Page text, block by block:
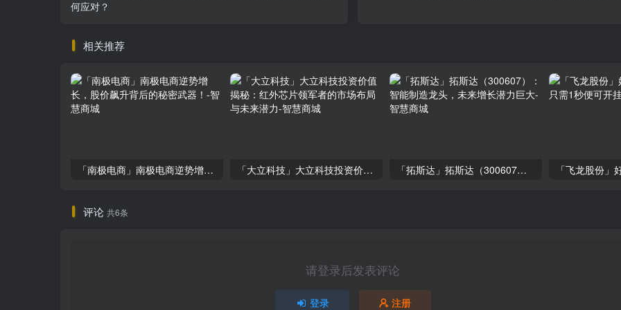
何应对？
相关推荐
「南极电商」南极电商逆势增长，股价飙升背后的秘密武器！ 「大立科技」大立科技投资价值揭秘：红外芯片领军者的市场布局与未来潜力 「拓斯达」拓斯达（300607）：智能制造龙头，未来增长潜力巨大
评论 共6条
请登录后发表评论
登录 注册